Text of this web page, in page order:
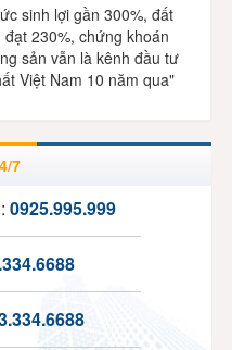
sinh lợi gần 300%, đất
đạt 230%, chứng khoán
sản vẫn là kênh đầu tư
Việt Nam 10 năm qua"
7
0925.995.999